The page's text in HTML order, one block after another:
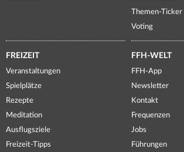
Themen-Ticker
Voting
FREIZEIT
Veranstaltungen
Spielplätze
Rezepte
Meditation
Ausflugsziele
Freizeit-Tipps
FFH-WELT
FFH-App
Newsletter
Kontakt
Frequenzen
Jobs
Führungen